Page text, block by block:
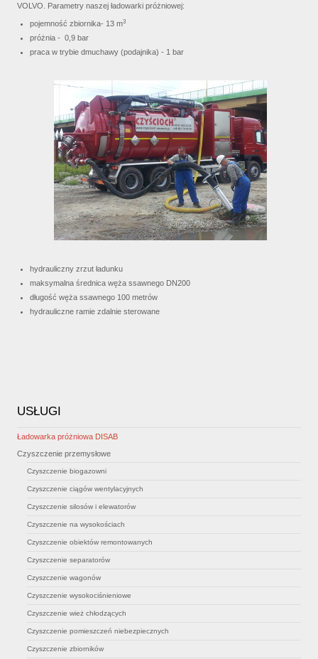
VOLVO. Parametry naszej ładowarki próżniowej:
pojemność zbiornika- 13 m3
próżnia - 0,9 bar
praca w trybie dmuchawy (podajnika) - 1 bar
hydrauliczny zrzut ładunku
maksymalna średnica węża ssawnego DN200
długość węża ssawnego 100 metrów
hydrauliczne ramie zdalnie sterowane
USŁUGI
Ładowarka próżniowa DISAB
Czyszczenie przemysłowe
Czyszczenie biogazowni
Czyszczenie ciągów wentylacyjnych
Czyszczenie silosów i elewatorów
Czyszczenie na wysokościach
Czyszczenie obiektów remontowanych
Czyszczenie separatorów
Czyszczenie wagonów
Czyszczenie wysokociśnieniowe
Czyszczenie wież chłodzących
Czyszczenie pomieszczeń niebezpiecznych
Czyszczenie zbiorników